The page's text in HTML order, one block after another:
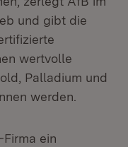
und gibt die
wertvolle
Palladium und
werden.
ein